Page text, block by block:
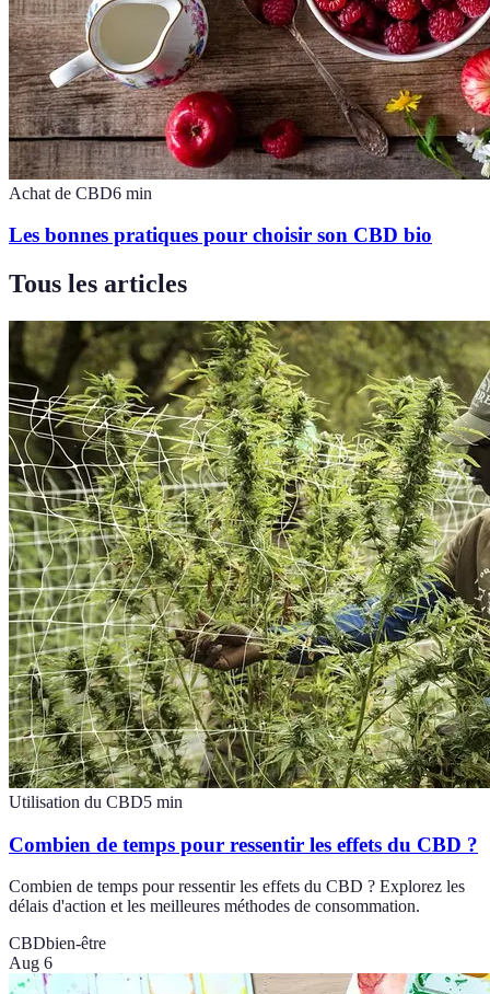
Achat de CBD6 min
Les bonnes pratiques pour choisir son CBD bio
Tous les articles
Utilisation du CBD5 min
Combien de temps pour ressentir les effets du CBD ?
Combien de temps pour ressentir les effets du CBD ? Explorez les
délais d'action et les meilleures méthodes de consommation.
CBDbien-être
Aug 6